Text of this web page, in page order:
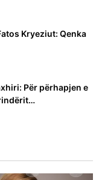
Kryeziut: Qenka
Për përhapjen e